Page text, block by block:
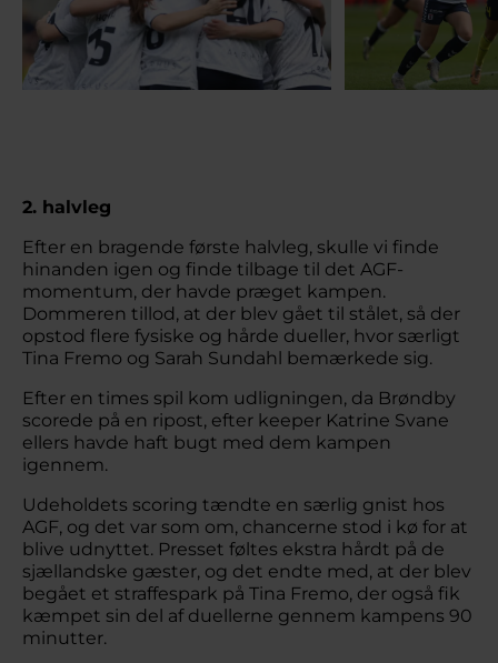
2. halvleg
Efter en bragende første halvleg, skulle vi finde
hinanden igen og finde tilbage til det AGF-
momentum, der havde præget kampen.
Dommeren tillod, at der blev gået til stålet, så der
opstod flere fysiske og hårde dueller, hvor særligt
Tina Fremo og Sarah Sundahl bemærkede sig.
Efter en times spil kom udligningen, da Brøndby
scorede på en ripost, efter keeper Katrine Svane
ellers havde haft bugt med dem kampen
igennem.
Udeholdets scoring tændte en særlig gnist hos
AGF, og det var som om, chancerne stod i kø for at
blive udnyttet. Presset føltes ekstra hårdt på de
sjællandske gæster, og det endte med, at der blev
begået et straffespark på Tina Fremo, der også fik
kæmpet sin del af duellerne gennem kampens 90
minutter.